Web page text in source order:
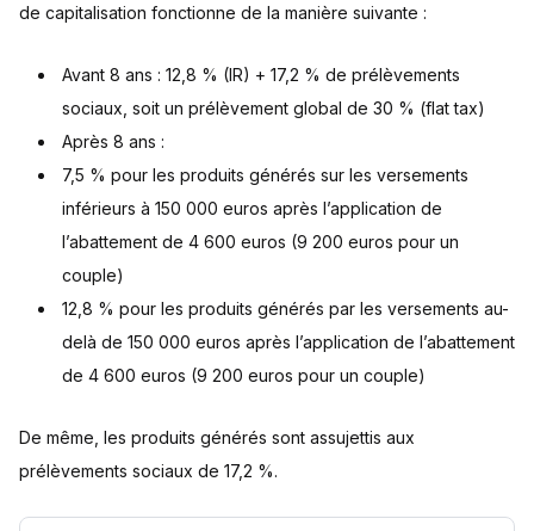
de capitalisation fonctionne de la manière suivante :
Avant 8 ans : 12,8 % (IR) + 17,2 % de prélèvements
sociaux, soit un prélèvement global de 30 % (flat tax)
Après 8 ans :
7,5 % pour les produits générés sur les versements
inférieurs à 150 000 euros après l’application de
l’abattement de 4 600 euros (9 200 euros pour un
couple)
12,8 % pour les produits générés par les versements au-
delà de 150 000 euros après l’application de l’abattement
de 4 600 euros (9 200 euros pour un couple)
De même, les produits générés sont assujettis aux
prélèvements sociaux de 17,2 %.